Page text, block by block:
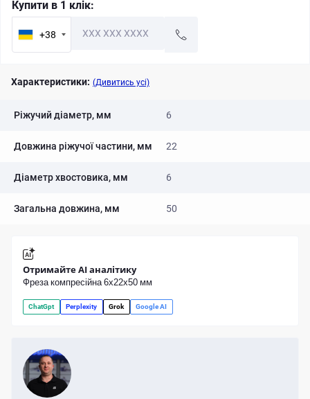
Купити в 1 клік:
+38
Характеристики: (Дивитись усі)
Ріжучий діаметр, мм 6
Довжина ріжучої частини, мм 22
Діаметр хвостовика, мм 6
Загальна довжина, мм 50
Отримайте AI аналітику
Фреза компресійна 6x22x50 мм
ChatGpt Perplexity Grok Google AI